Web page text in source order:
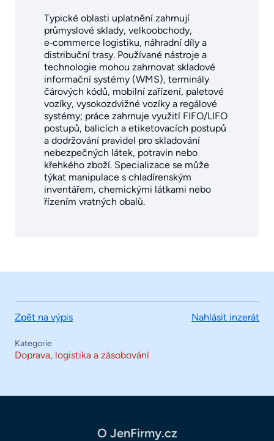
Typické oblasti uplatnění zahrnují
průmyslové sklady, velkoobchody,
e‑commerce logistiku, náhradní díly a
distribuční trasy. Používané nástroje a
technologie mohou zahrnovat skladové
informační systémy (WMS), terminály
čárových kódů, mobilní zařízení, paletové
vozíky, vysokozdvižné vozíky a regálové
systémy; práce zahrnuje využití FIFO/LIFO
postupů, balicích a etiketovacích postupů
a dodržování pravidel pro skladování
nebezpečných látek, potravin nebo
křehkého zboží. Specializace se může
týkat manipulace s chladírenským
inventářem, chemickými látkami nebo
řízením vratných obalů.
Zpět na výpis Nahlásit inzerát
Kategorie
Doprava, logistika a zásobování
O JenFirmy.cz